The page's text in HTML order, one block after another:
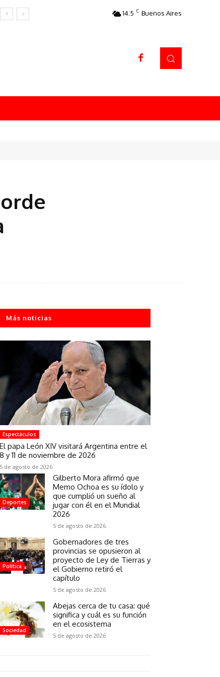
14.5 C Buenos Aires
Más noticias
Espectáculos
El papa León XIV visitará Argentina entre el
8 y 11 de noviembre de 2026
5 de agosto de 2026
Deportes
Gilberto Mora afirmó que
Memo Ochoa es su ídolo y
que cumplió un sueño al
jugar con él en el Mundial
2026
5 de agosto de 2026
Política
Gobernadores de tres
provincias se opusieron al
proyecto de Ley de Tierras y
el Gobierno retiró el
capítulo
5 de agosto de 2026
Sociedad
Abejas cerca de tu casa: qué
significa y cuál es su función
en el ecosistema
5 de agosto de 2026